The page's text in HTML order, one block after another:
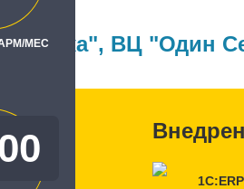
МЕС , ВЦ "Один